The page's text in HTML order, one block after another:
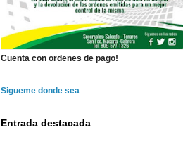
Cuenta con ordenes de pago!
Sigueme donde sea
Entrada destacada